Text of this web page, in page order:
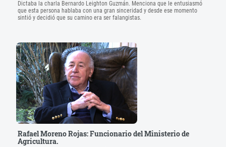
Dictaba la charla Bernardo Leighton Guzmán. Menciona que le entusiasmó
que esta persona hablaba con una gran sinceridad y desde ese momento
sintió y decidió que su camino era ser falangistas.
Rafael Moreno Rojas: Funcionario del Ministerio de
Agricultura.